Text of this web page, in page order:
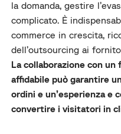
la domanda, gestire
complicato. È
commerce in crescita,
dell’outsourcing ai
La collaborazione con
affidabile può garantire
ordini e un’esperienza
convertire i visitatori in